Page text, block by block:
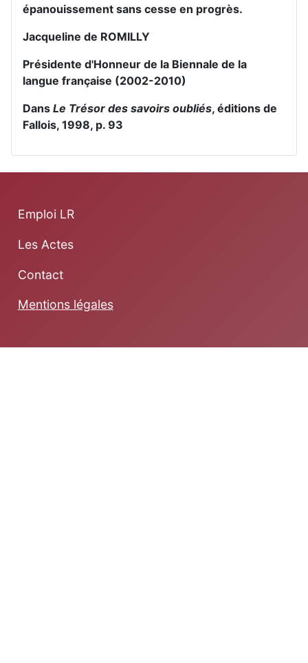
épanouissement sans cesse en progrès.
Jacqueline de ROMILLY
Présidente d'Honneur de la Biennale de la
langue française (2002-2010)
Dans Le Trésor des savoirs oubliés, éditions de
Fallois, 1998, p. 93
Emploi LR
Les Actes
Contact
Mentions légales